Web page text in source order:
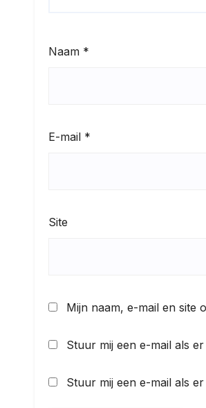
Naam *
E-mail *
Site
Mijn naam, e-mail en site
Stuur mij een e-mail als
Stuur mij een e-mail als